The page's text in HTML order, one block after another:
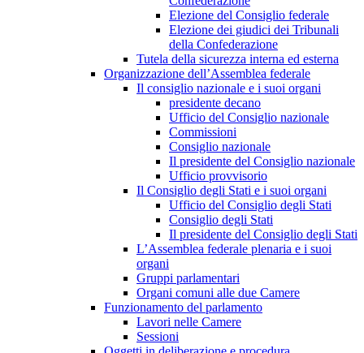
Elezione del Consiglio federale
Elezione dei giudici dei Tribunali
della Confederazione
Tutela della sicurezza interna ed esterna
Organizzazione dell’Assemblea federale
Il consiglio nazionale e i suoi organi
presidente decano
Ufficio del Consiglio nazionale
Commissioni
Consiglio nazionale
Il presidente del Consiglio nazionale
Ufficio provvisorio
Il Consiglio degli Stati e i suoi organi
Ufficio del Consiglio degli Stati
Consiglio degli Stati
Il presidente del Consiglio degli Stati
L’Assemblea federale plenaria e i suoi
organi
Gruppi parlamentari
Organi comuni alle due Camere
Funzionamento del parlamento
Lavori nelle Camere
Sessioni